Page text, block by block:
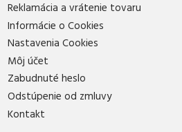
Reklamácia a vrátenie tovaru
Informácie o Cookies
Nastavenia Cookies
Môj účet
Zabudnuté heslo
Odstúpenie od zmluvy
Kontakt